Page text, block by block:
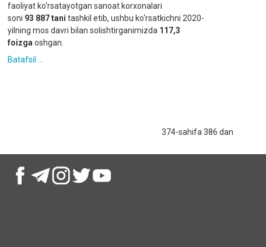
faoliyat ko‘rsatayotgan sanoat korxonalari
soni 93 887 tani tashkil etib, ushbu ko‘rsatkichni 2020-
yilning mos davri bilan solishtirganimizda 117,3
foizga oshgan.
Batafsil ...
374-sahifa 386 dan